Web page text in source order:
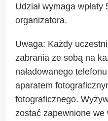
Udział wymaga wpłaty
organizatora.
Uwaga: Każdy
zabrania ze sobą na
naładowanego
aparatem
fotograficznego.
zostać zapewnione we